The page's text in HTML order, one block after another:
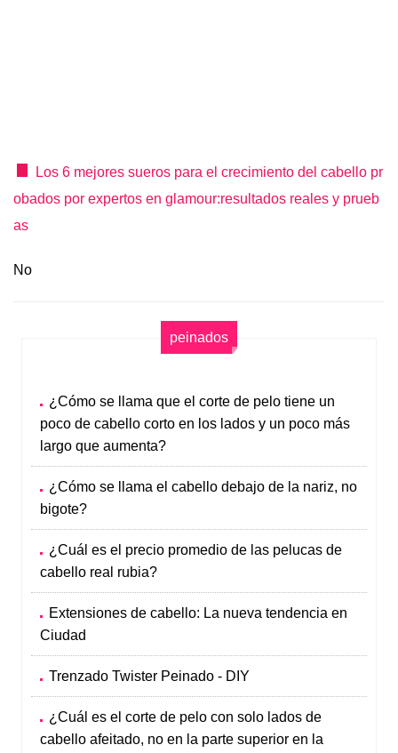
Los 6 mejores sueros para el crecimiento del cabello pr
obados por expertos en glamour:resultados reales y prueb
as
No
peinados
¿Cómo se llama que el corte de pelo tiene un
poco de cabello corto en los lados y un poco más
largo que aumenta?
¿Cómo se llama el cabello debajo de la nariz, no
bigote?
¿Cuál es el precio promedio de las pelucas de
cabello real rubia?
Extensiones de cabello: La nueva tendencia en
Ciudad
Trenzado Twister Peinado - DIY
¿Cuál es el corte de pelo con solo lados de
cabello afeitado, no en la parte superior en la